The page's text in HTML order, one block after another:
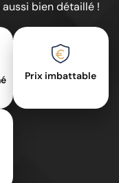
bien détaillé !
Prix imbattable